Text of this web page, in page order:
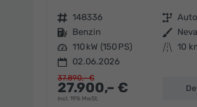
Fahrzeugnr. 148336 Getriebe
Kraftstoff Benzin Außenfarbe
Leistung 110 kW (150 PS) Kilometerstand 10
02.06.2026
27.900,– €
incl. 19% MwSt.
37.890,– €